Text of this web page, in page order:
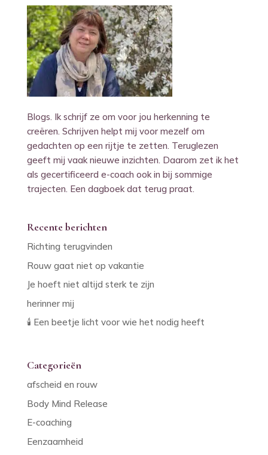
Blogs. Ik schrijf ze om voor jou herkenning te
creëren. Schrijven helpt mij voor mezelf om
gedachten op een rijtje te zetten. Teruglezen
geeft mij vaak nieuwe inzichten. Daarom zet ik het
als gecertificeerd e-coach ook in bij sommige
trajecten. Een dagboek dat terug praat.
Recente berichten
Richting terugvinden
Rouw gaat niet op vakantie
Je hoeft niet altijd sterk te zijn
herinner mij
🕯️ Een beetje licht voor wie het nodig heeft
Categorieën
afscheid en rouw
Body Mind Release
E-coaching
Eenzaamheid